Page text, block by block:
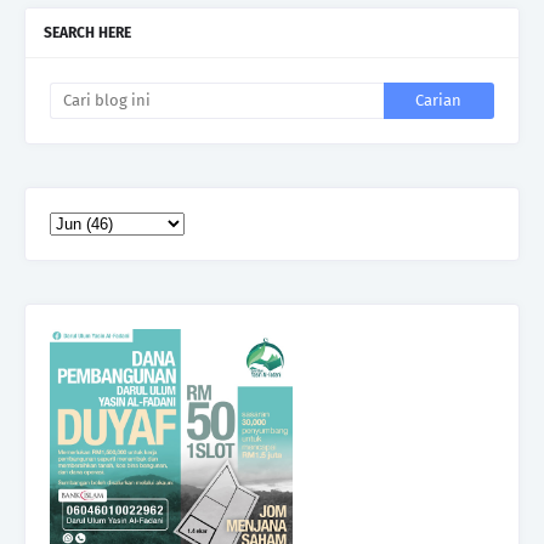
SEARCH HERE